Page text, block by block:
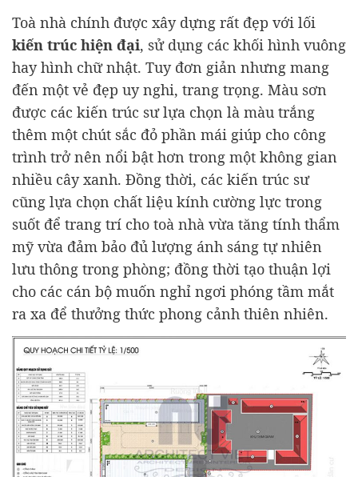
Toà nhà chính được xây dựng rất đẹp với lối
kiến trúc hiện đại, sử dụng các khối hình vuông
hay hình chữ nhật. Tuy đơn giản nhưng mang
đến một vẻ đẹp uy nghi, trang trọng. Màu sơn
được các kiến trúc sư lựa chọn là màu trắng
thêm một chút sắc đỏ phần mái giúp cho công
trình trở nên nổi bật hơn trong một không gian
nhiều cây xanh. Đồng thời, các kiến trúc sư
cũng lựa chọn chất liệu kính cường lực trong
suốt để trang trí cho toà nhà vừa tăng tính thẩm
mỹ vừa đảm bảo đủ lượng ánh sáng tự nhiên
lưu thông trong phòng; đồng thời tạo thuận lợi
cho các cán bộ muốn nghỉ ngơi phóng tầm mắt
ra xa để thưởng thức phong cảnh thiên nhiên.